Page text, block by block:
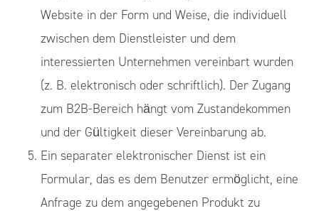
Website in der Form und Weise, die individuell
zwischen dem Dienstleister und dem
interessierten Unternehmen vereinbart wurden
(z. B. elektronisch oder schriftlich). Der Zugang
zum B2B-Bereich hängt vom Zustandekommen
und der Gültigkeit dieser Vereinbarung ab.
Ein separater elektronischer Dienst ist ein
Formular, das es dem Benutzer ermöglicht, eine
Anfrage zu dem angegebenen Produkt zu